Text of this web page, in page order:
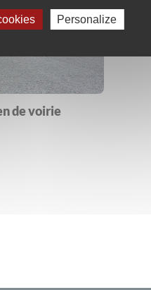
de voirie
Personalize